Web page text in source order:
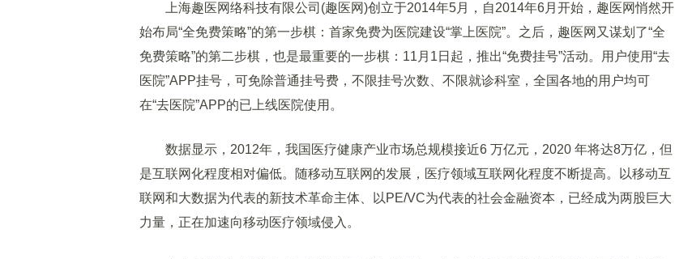
上海趣医网络科技有限公司(趣医网)创立于2014年5月，自2014年6月开始，趣医网悄然开
始布局“全免费策略”的第一步棋：首家免费为医院建设“掌上医院”。之后，趣医网又谋划了“全
免费策略”的第二步棋，也是最重要的一步棋：11月1日起，推出“免费挂号”活动。用户使用“去
医院”APP挂号，可免除普通挂号费，不限挂号次数、不限就诊科室，全国各地的用户均可
在“去医院”APP的已上线医院使用。
数据显示，2012年，我国医疗健康产业市场总规模接近6 万亿元，2020 年将达8万亿，但
是互联网化程度相对偏低。随移动互联网的发展，医疗领域互联网化程度不断提高。以移动互
联网和大数据为代表的新技术革命主体、以PE/VC为代表的社会金融资本，已经成为两股巨大
力量，正在加速向移动医疗领域侵入。